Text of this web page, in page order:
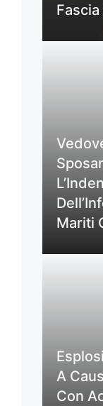
Fascia
Mariti
A
Con